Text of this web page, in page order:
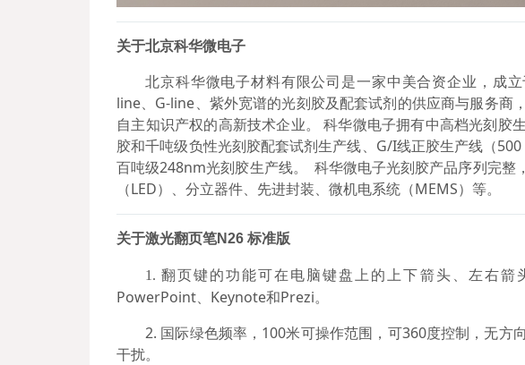
关于北京科华微电子
北京科华微电子材料有限公司是一家中美合资企业，成
line、G-line、紫外宽谱的光刻胶及配套试剂的供应商与服务商
自主知识产权的高新技术企业。 科华微电子拥有中高档光刻胶
胶和千吨级负性光刻胶配套试剂生产线、G/I线正胶生产线（
百吨级248nm光刻胶生产线。 科华微电子光刻胶产品序列完整
（LED）、分立器件、先进封装、微机电系统（MEMS）等。
关于激光翻页笔N26 标准版
1.翻页键的功能可在电脑键盘上的上下箭头、左右
PowerPoint、Keynote和Prezi。
2. 国际绿色频率，100米可操作范围，可360度控制，无方
干扰。